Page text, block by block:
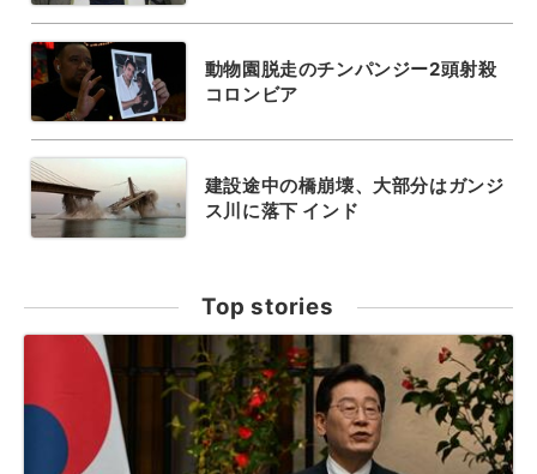
動物園脱走のチンパンジー2頭射殺
コロンビア
建設途中の橋崩壊、大部分はガンジ
ス川に落下 インド
Top stories